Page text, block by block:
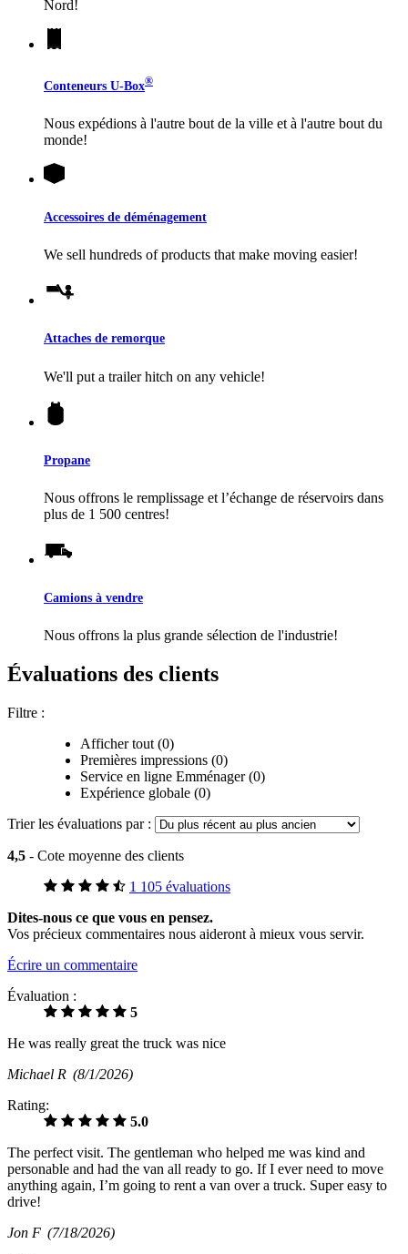
Nord!
Conteneurs U-Box®
Nous expédions à l'autre bout de la ville et à l'autre bout du
monde!
Accessoires de déménagement
We sell hundreds of products that make moving easier!
Attaches de remorque
We'll put a trailer hitch on any vehicle!
Propane
Nous offrons le remplissage et l’échange de réservoirs dans
plus de 1 500 centres!
Camions à vendre
Nous offrons la plus grande sélection de l'industrie!
Évaluations des clients
Filtre :
Afficher tout (0)
Premières impressions (0)
Service en ligne Emménager (0)
Expérience globale (0)
Trier les évaluations par :
4,5 - Cote moyenne des clients
1 105 évaluations
Dites-nous ce que vous en pensez.
Vos précieux commentaires nous aideront à mieux vous servir.
Écrire un commentaire
Évaluation :
5
He was really great the truck was nice
Michael R (8/1/2026)
Rating:
5.0
The perfect visit. The gentleman who helped me was kind and
personable and had the van all ready to go. If I ever need to move
anything again, I’m going to rent a van over a truck. Super easy to
drive!
Jon F (7/18/2026)